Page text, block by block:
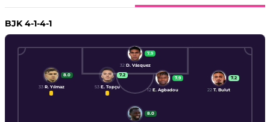
BJK 4-1-4-1
7.9
32 D. Vásquez
7.2
22 T. Bulut
7.9
12 E. Agbadou
7.2
53 E. Topçu
8.0
33 R. Yılmaz
8.0